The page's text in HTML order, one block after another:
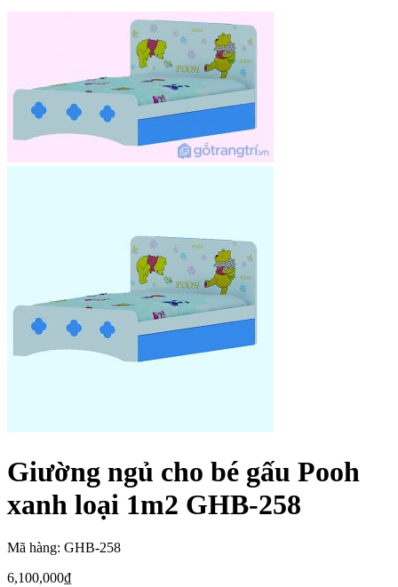
Giường ngủ cho bé gấu Pooh
xanh loại 1m2 GHB-258
Mã hàng: GHB-258
6,100,000₫